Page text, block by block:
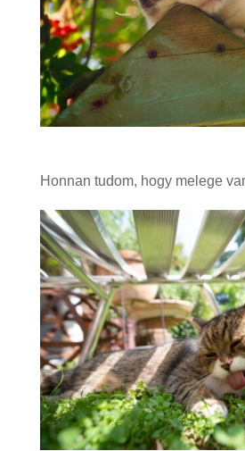
Honnan tudom, hogy melege